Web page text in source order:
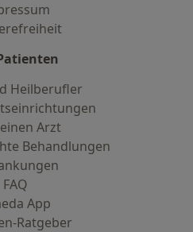
Heilberufler
Arzt
Behandlungen
FAQ
App
Ratgeber